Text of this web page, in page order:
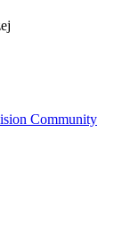
Community